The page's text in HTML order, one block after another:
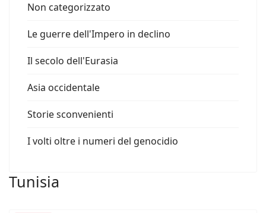
Non categorizzato
Le guerre dell'Impero in declino
Il secolo dell'Eurasia
Asia occidentale
Storie sconvenienti
I volti oltre i numeri del genocidio
Tunisia